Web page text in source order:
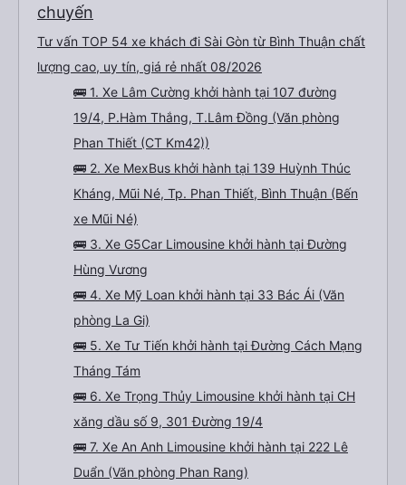
chuyến
Tư vấn TOP 54 xe khách đi Sài Gòn từ Bình Thuận chất
lượng cao, uy tín, giá rẻ nhất 08/2026
🚌 1. Xe Lâm Cường khởi hành tại 107 đường
19/4, P.Hàm Thắng, T.Lâm Đồng (Văn phòng
Phan Thiết (CT Km42))
🚌 2. Xe MexBus khởi hành tại 139 Huỳnh Thúc
Kháng, Mũi Né, Tp. Phan Thiết, Bình Thuận (Bến
xe Mũi Né)
🚌 3. Xe G5Car Limousine khởi hành tại Đường
Hùng Vương
🚌 4. Xe Mỹ Loan khởi hành tại 33 Bác Ái (Văn
phòng La Gi)
🚌 5. Xe Tư Tiến khởi hành tại Đường Cách Mạng
Tháng Tám
🚌 6. Xe Trọng Thủy Limousine khởi hành tại CH
xăng dầu số 9, 301 Đường 19/4
🚌 7. Xe An Anh Limousine khởi hành tại 222 Lê
Duẩn (Văn phòng Phan Rang)